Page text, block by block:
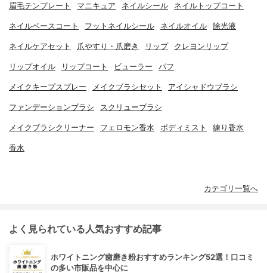
眉毛テンプレート マニキュア ネイルシール ネイルトップコート
ネイルベースコート フットネイルシール ネイルオイル 除光液
ネイルケアセット 爪やすり・爪磨き リップ クレヨンリップ
リップオイル リップコート ビューラー パフ
メイクキープスプレー メイクブラシセット アイシャドウブラシ
ファンデーションブラシ スクリューブラシ
メイクブラシクリーナー フェロモン香水 ボディミスト 練り香水
香水
カテゴリ一覧へ
よく見られている人気おすすめ記事
ホワイトニング歯磨き粉おすすめランキング52選！口コミ
の多い市販品を中心に